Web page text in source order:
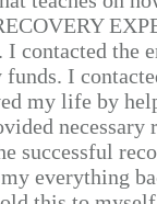
I contacted the
funds. I
my life by
successful
everything